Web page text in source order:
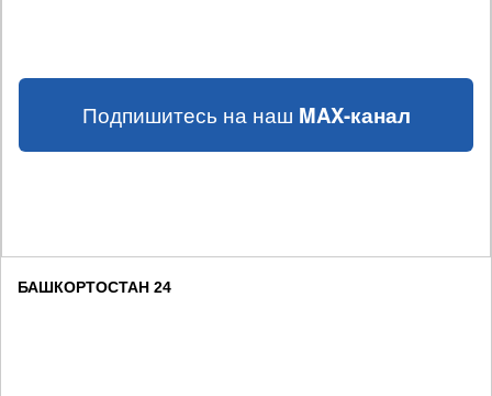
Подпишитесь на наш MAX-канал
БАШКОРТОСТАН 24